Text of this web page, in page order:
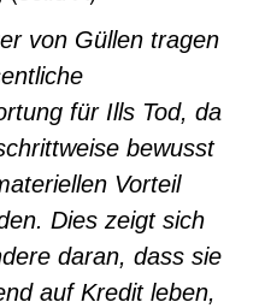
von Güllen tragen
für Ills Tod, da
bewusst
Vorteil
Dies zeigt sich
daran, dass sie
auf Kredit leben,